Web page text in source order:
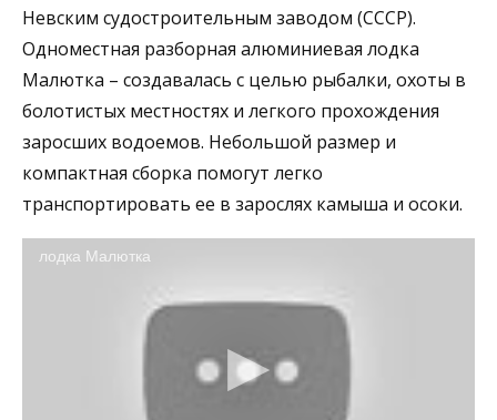
Невским судостроительным заводом (СССР).
Одноместная разборная алюминиевая лодка
Малютка – создавалась с целью рыбалки, охоты в
болотистых местностях и легкого прохождения
заросших водоемов. Небольшой размер и
компактная сборка помогут легко
транспортировать ее в зарослях камыша и осоки.
лодка Малютка